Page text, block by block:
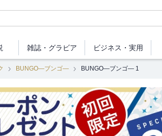
雑誌・ グラビア ビジネス ・実用
BUNGO―ブンゴ― BUNGO―ブンゴ― 1